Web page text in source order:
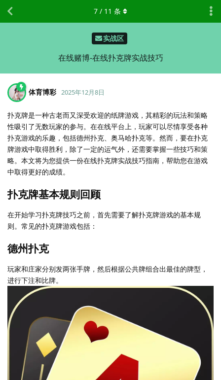
实战区
在线赌博-在线扑克牌实战技巧
7 / 11 条
体育博彩 2025年12月8日
扑克牌是一种古老而又深受欢迎的纸牌游戏，其精彩的玩法和策略
性吸引了无数玩家的参与。在在线平台上，玩家可以尽情享受各种
扑克游戏的乐趣，包括德州扑克、奥马哈扑克等。然而，要在扑克
牌游戏中取得胜利，除了一定的运气外，还需要掌握一些技巧和策
略。本文将为您提供一份在线扑克牌实战技巧指南，帮助您在游戏
中取得更好的成绩。
扑克牌基本规则回顾
在开始学习扑克牌技巧之前，首先需要了解扑克牌游戏的基本规
则。常见的扑克牌游戏包括：
德州扑克
玩家和庄家分别发两张手牌，然后根据公共牌组合出最佳的牌型，
进行下注和比牌。